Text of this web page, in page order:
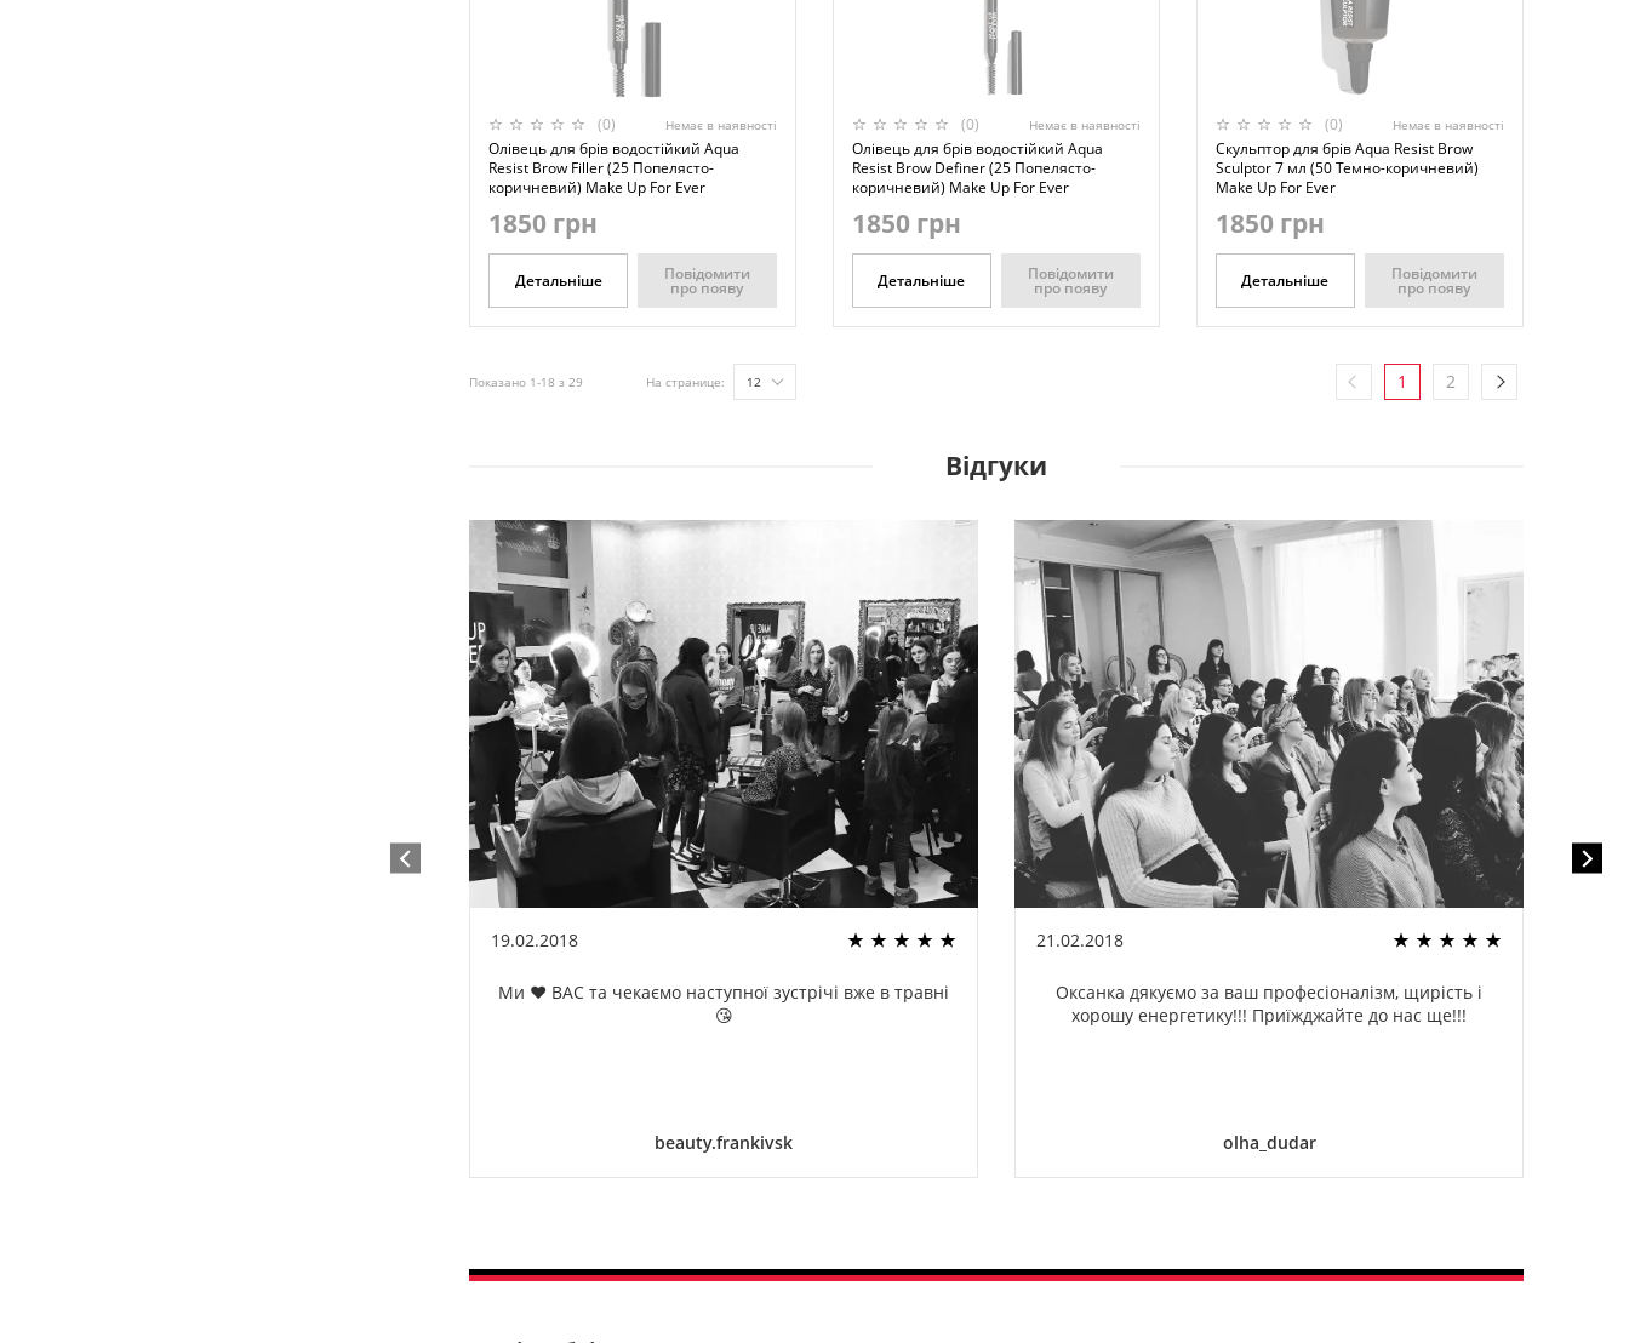
(0) Немає в наявності
Олівець для брів водостійкий Aqua
Resist Brow Filler (25 Попелясто-
коричневий) Make Up For Ever
1850 грн
Детальніше Повідомити
про появу
(0) Немає в наявності
Олівець для брів водостійкий Aqua
Resist Brow Definer (25 Попелясто-
коричневий) Make Up For Ever
1850 грн
Детальніше Повідомити
про появу
(0) Немає в наявності
Скульптор для брів Aqua Resist Brow
Sculptor 7 мл (50 Темно-коричневий)
Make Up For Ever
1850 грн
Детальніше Повідомити
про появу
Показано 1-18 з 29 На странице: 12 1 2
Відгуки
19.02.2018
Ми ❤️ ВАС та чекаємо наступної зустрічі вже в травні
😘
beauty.frankivsk
21.02.2018
Оксанка дякуємо за ваш професіоналізм, щирість і
хорошу енергетику!!! Приїжджайте до нас ще!!!
olha_dudar